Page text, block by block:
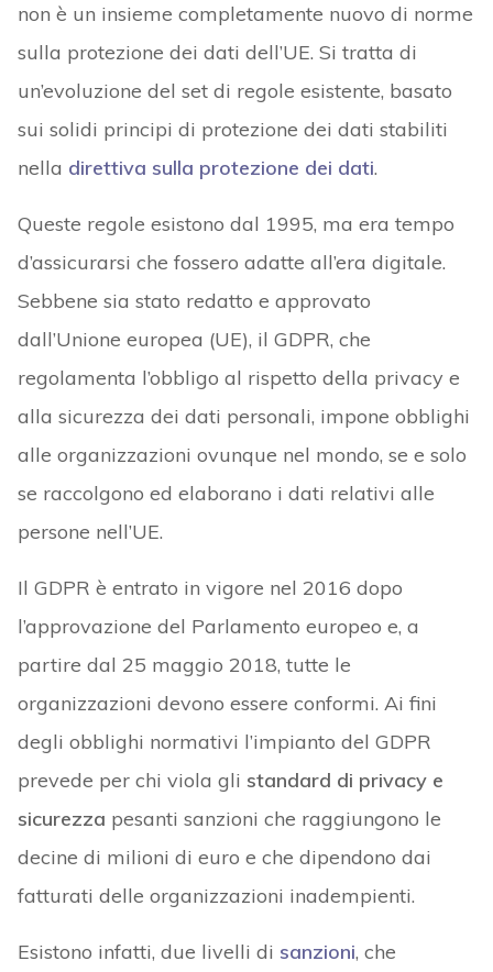
non è un insieme completamente nuovo di norme
sulla protezione dei dati dell’UE. Si tratta di
un’evoluzione del set di regole esistente, basato
sui solidi principi di protezione dei dati stabiliti
nella direttiva sulla protezione dei dati.
Queste regole esistono dal 1995, ma era tempo
d’assicurarsi che fossero adatte all’era digitale.
Sebbene sia stato redatto e approvato
dall’Unione europea (UE), il GDPR, che
regolamenta l’obbligo al rispetto della privacy e
alla sicurezza dei dati personali, impone obblighi
alle organizzazioni ovunque nel mondo, se e solo
se raccolgono ed elaborano i dati relativi alle
persone nell’UE.
Il GDPR è entrato in vigore nel 2016 dopo
l’approvazione del Parlamento europeo e, a
partire dal 25 maggio 2018, tutte le
organizzazioni devono essere conformi. Ai fini
degli obblighi normativi l’impianto del GDPR
prevede per chi viola gli standard di privacy e
sicurezza pesanti sanzioni che raggiungono le
decine di milioni di euro e che dipendono dai
fatturati delle organizzazioni inadempienti.
Esistono infatti, due livelli di sanzioni, che